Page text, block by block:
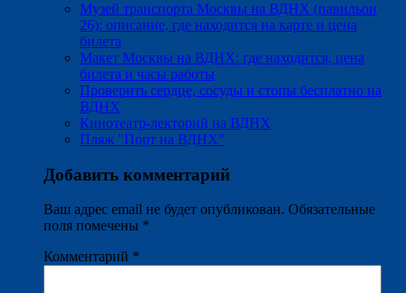
Музей транспорта Москвы на ВДНХ (павильон
26): описание, где находится на карте и цена
билета
Макет Москвы на ВДНХ: где находится, цена
билета и часы работы
Проверить сердце, сосуды и стопы бесплатно на
ВДНХ
Кинотеатр-лекторий на ВДНХ
Пляж "Порт на ВДНХ"
Добавить комментарий
Ваш адрес email не будет опубликован. Обязательные
поля помечены *
Комментарий *